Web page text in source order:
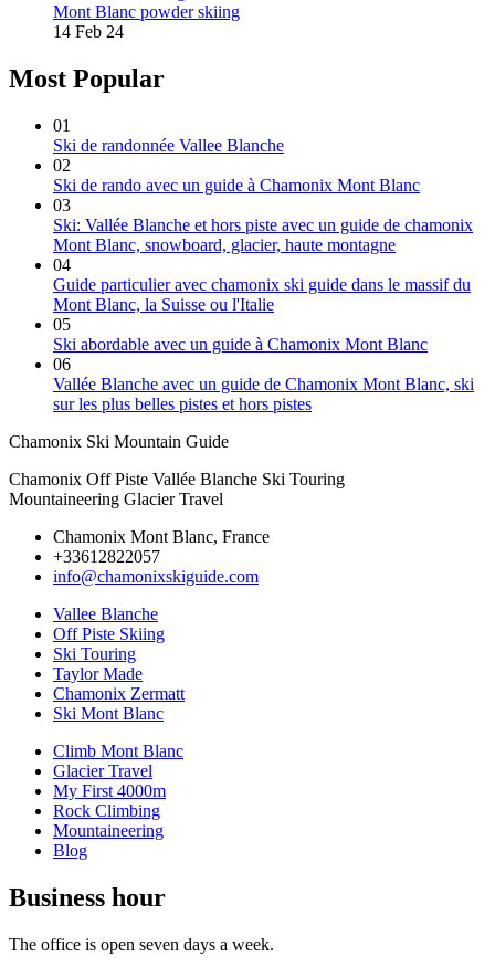
Mont Blanc powder skiing
14 Feb 24
Most Popular
01
Ski de randonnée Vallee Blanche
02
Ski de rando avec un guide à Chamonix Mont Blanc
03
Ski: Vallée Blanche et hors piste avec un guide de chamonix
Mont Blanc, snowboard, glacier, haute montagne
04
Guide particulier avec chamonix ski guide dans le massif du
Mont Blanc, la Suisse ou l'Italie
05
Ski abordable avec un guide à Chamonix Mont Blanc
06
Vallée Blanche avec un guide de Chamonix Mont Blanc, ski
sur les plus belles pistes et hors pistes
Chamonix Ski Mountain Guide
Chamonix Off Piste Vallée Blanche Ski Touring
Mountaineering Glacier Travel
Chamonix Mont Blanc, France
+33612822057
info@chamonixskiguide.com
Vallee Blanche
Off Piste Skiing
Ski Touring
Taylor Made
Chamonix Zermatt
Ski Mont Blanc
Climb Mont Blanc
Glacier Travel
My First 4000m
Rock Climbing
Mountaineering
Blog
Business hour
The office is open seven days a week.